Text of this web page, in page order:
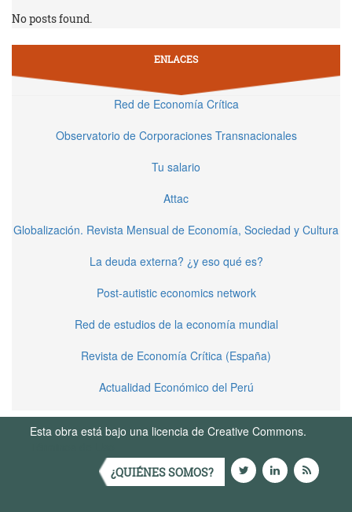
No posts found.
ENLACES
Red de Economía Crítica
Observatorio de Corporaciones Transnacionales
Tu salario
Attac
Globalización. Revista Mensual de Economía, Sociedad y Cultura
La deuda externa? ¿y eso qué es?
Post-autistic economics network
Red de estudios de la economía mundial
Revista de Economía Crítica (España)
Actualidad Económico del Perú
Esta obra está bajo una licencia de Creative Commons.
¿QUIÉNES SOMOS?